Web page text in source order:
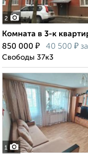
2
Комната в 3-к
850 000 ₽ 40 500 ₽
Свободы 37к3
1